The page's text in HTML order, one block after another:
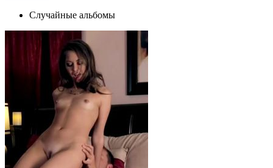
Случайные альбомы